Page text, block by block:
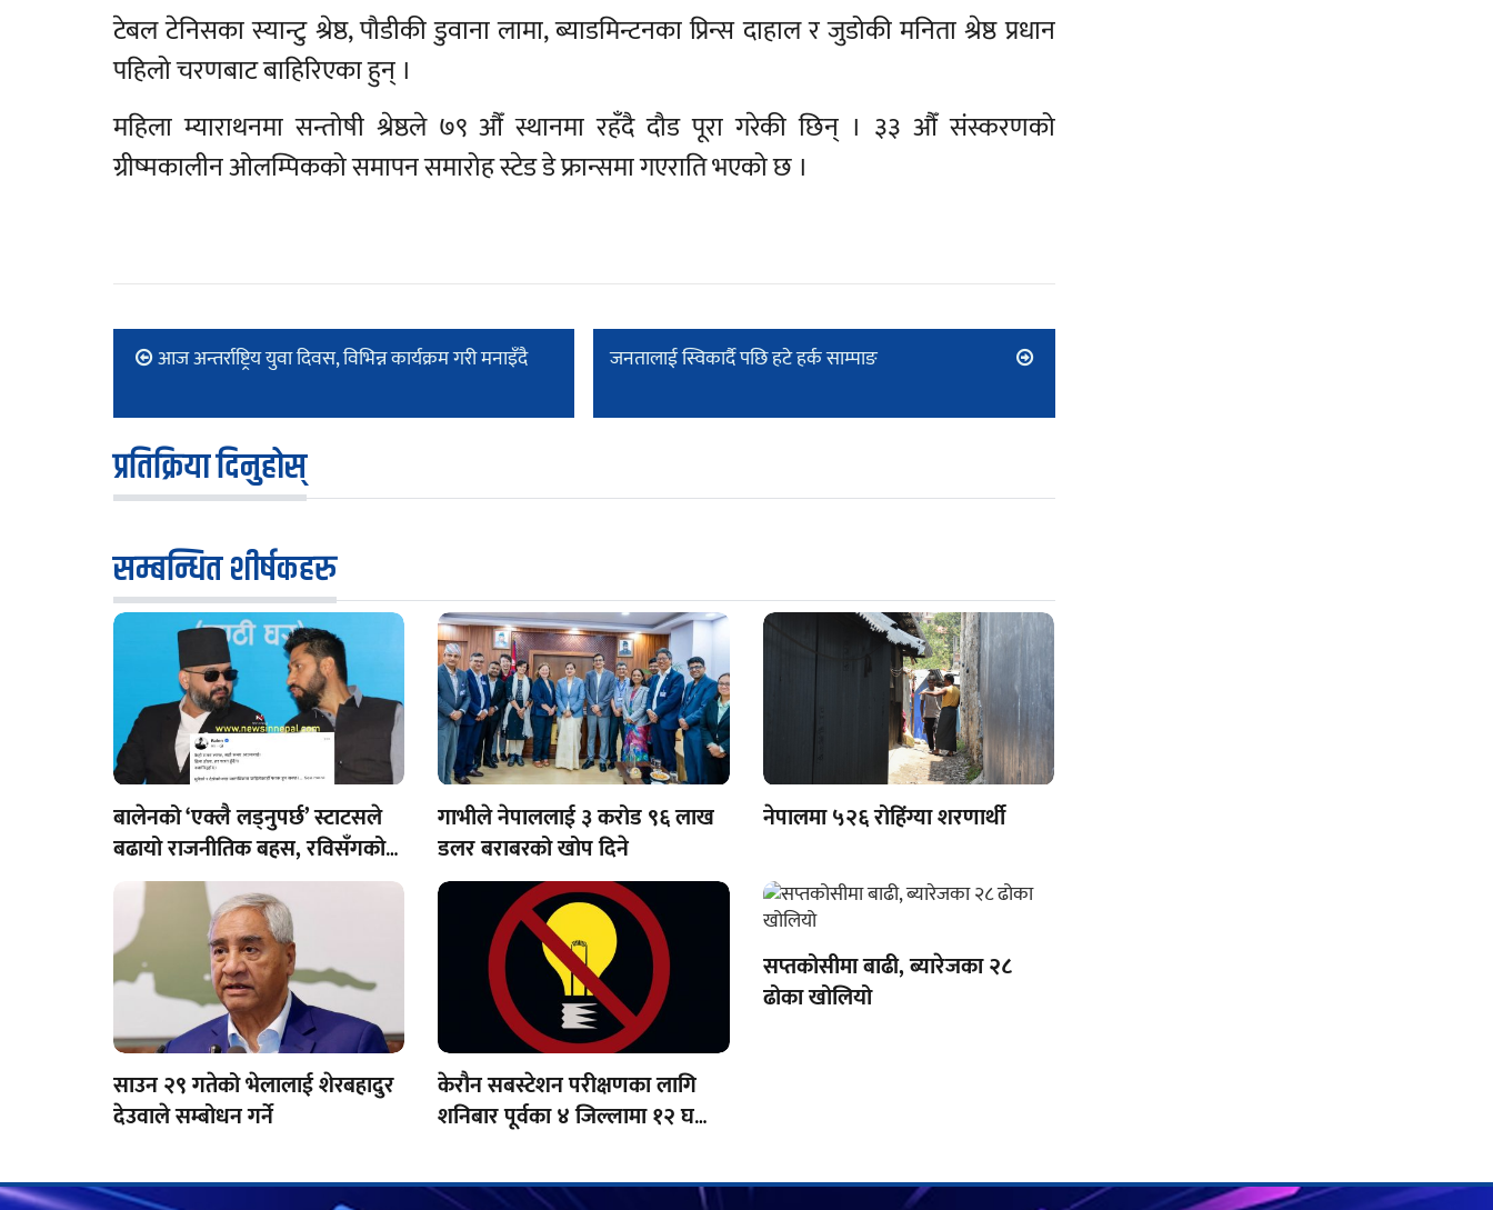
टेबल टेनिसका स्यान्टु श्रेष्ठ, पौडीकी डुवाना लामा, ब्याडमिन्टनका प्रिन्स दाहाल र जुडोकी मनिता श्रेष्ठ प्रधान
पहिलो चरणबाट बाहिरिएका हुन् ।
महिला म्याराथनमा सन्तोषी श्रेष्ठले ७९ औँ स्थानमा रहँदै दौड पूरा गरेकी छिन् । ३३ औँ संस्करणको
ग्रीष्मकालीन ओलम्पिकको समापन समारोह स्टेड डे फ्रान्समा गएराति भएको छ ।
आज अन्तर्राष्ट्रिय युवा दिवस, विभिन्न कार्यक्रम गरी मनाइँदै जनतालाई स्विकार्दै पछि हटे हर्क साम्पाङ
प्रतिक्रिया दिनुहोस्
सम्बन्धित शीर्षकहरु
बालेनको ‘एक्लै लड्नुपर्छ’ स्टाटसले
बढायो राजनीतिक बहस, रविसँगको
सहकार्यमा दरार आएको हो?
गाभीले नेपाललाई ३ करोड ९६ लाख
डलर बराबरको खोप दिने
नेपालमा ५२६ रोहिंग्या शरणार्थी
साउन २९ गतेको भेलालाई शेरबहादुर
देउवाले सम्बोधन गर्ने
केरौन सबस्टेशन परीक्षणका लागि
शनिबार पूर्वका ४ जिल्लामा १२ घण्टा
सप्तकोसीमा बाढी, ब्यारेजका २८
ढोका खोलियो